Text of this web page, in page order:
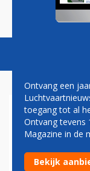
Magazine
AUSTIN,
Ontvang een
toegang tot al
Ontvang tevens
Magazine in de
Bekijk